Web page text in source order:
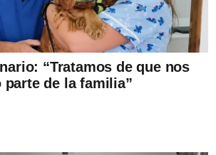
“Tratamos de que nos
parte de la familia”